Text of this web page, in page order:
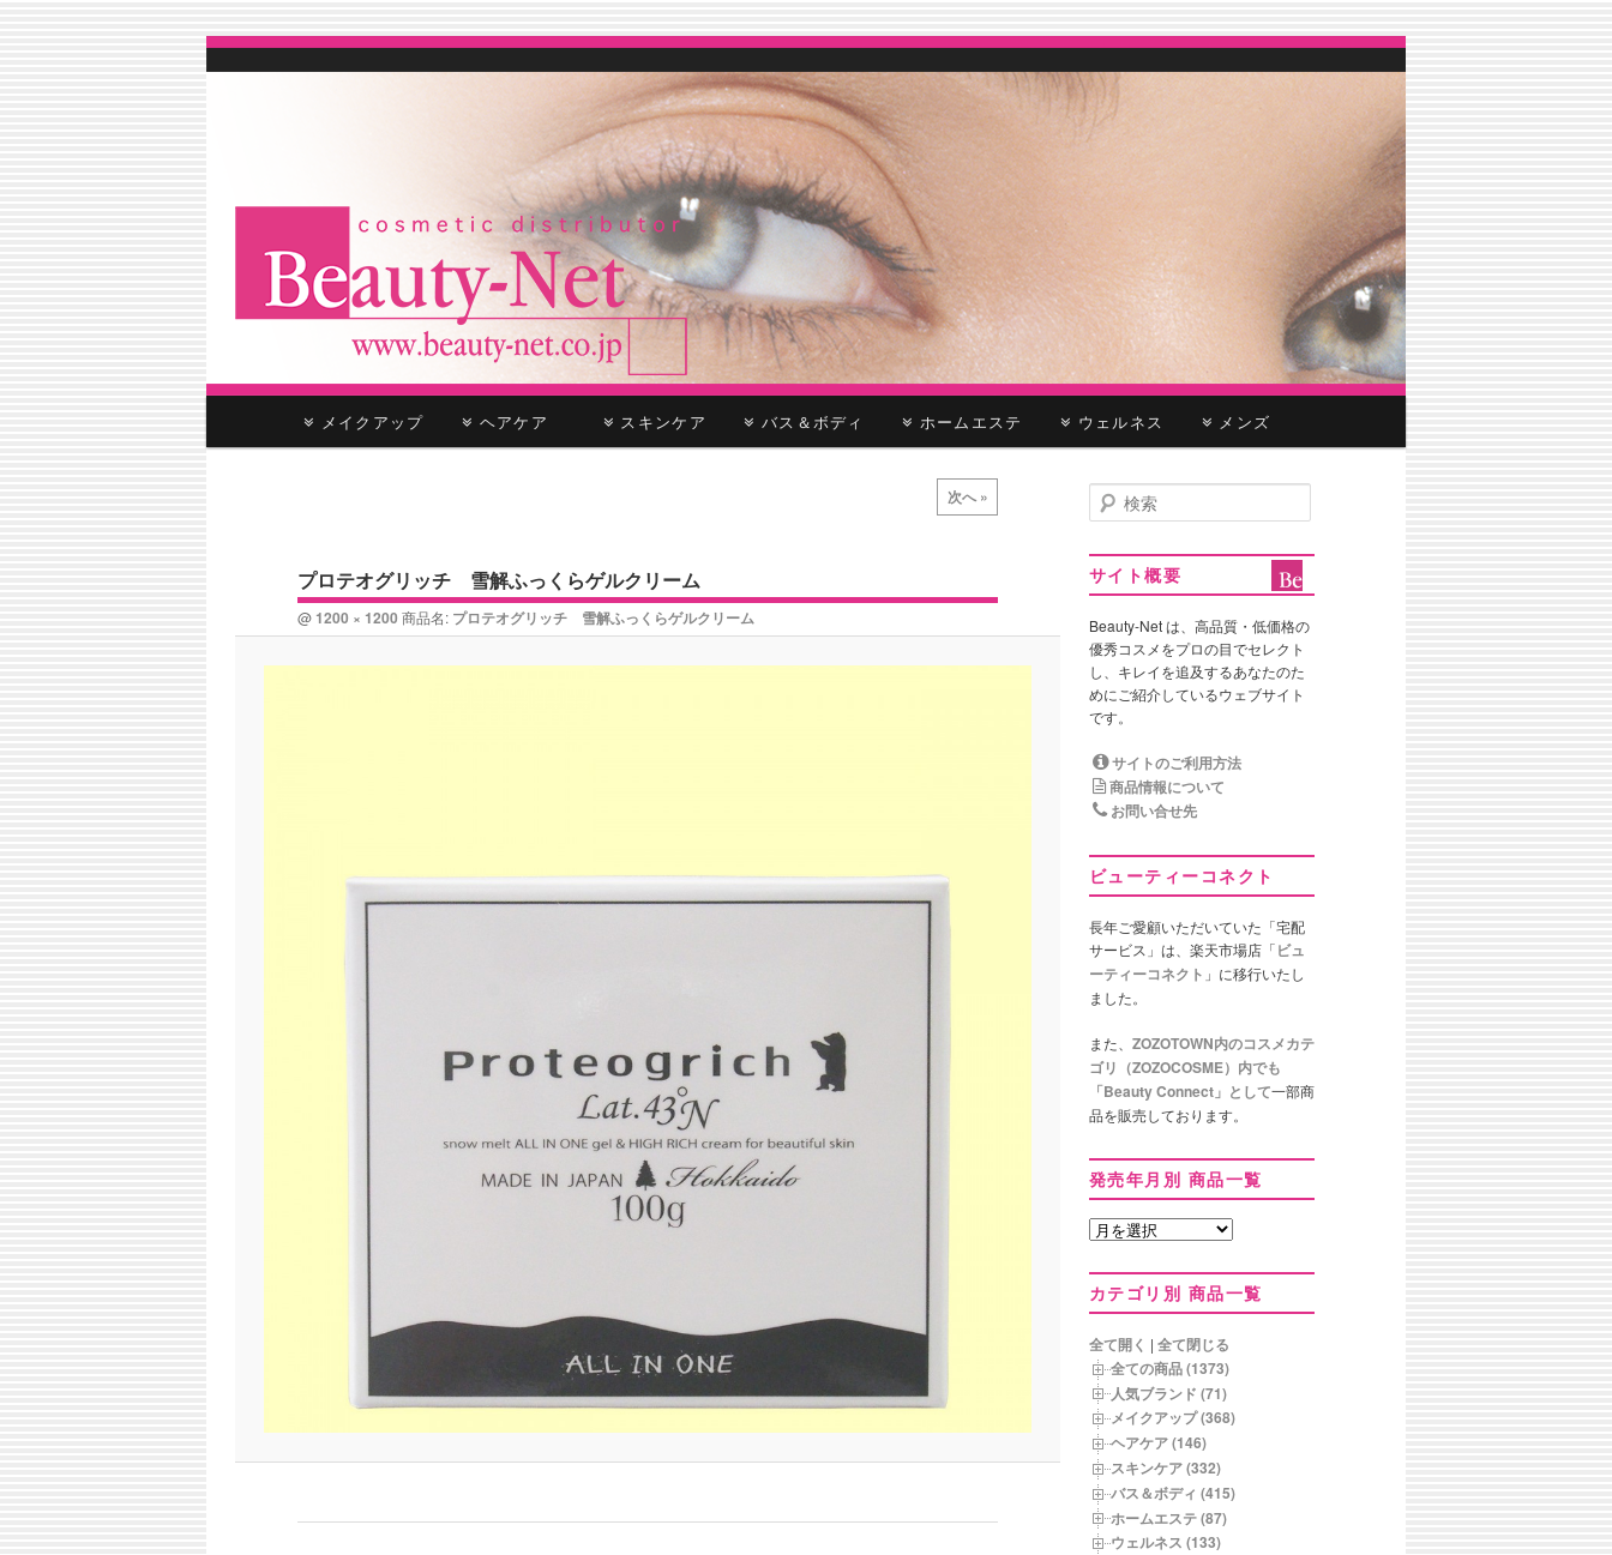
cosmetic distributor
メ
コ
ン
サ
ン
テ
メイクアップ ヘアケア スキンケア バス＆ボディ ホームエステ ウェルネス メンズ
ビ
ゲ
ー
シ
次へ »
プロテオグリッチ 雪解ふっくらゲルクリーム
@ 1200 × 1200 商品名: プロテオグリッチ 雪解ふっくらゲルクリーム
検
索
サイト概要
Beauty-Net は、高品質・低価格の
優秀コスメをプロの目でセレクト
し、キレイを追及するあなたのた
めにご紹介しているウェブサイト
です。
サイトのご利用方法
商品情報について
お問い合せ先
ビューティーコネクト
長年ご愛顧いただいていた「宅配
サービス」は、楽天市場店「ビュ
ーティーコネクト 」に移行いたし
ました。
また、 ZOZOTOWN内のコスメカテ
ゴリ（ZOZOCOSME）内でも
「Beauty Connect」として一部商
品を販売しております。
発売年月別 商品一覧
発
年
月
別
商
品
一
覧
カテゴリ別 商品一覧
全て開く | 全て閉じる
全ての商品 (1373)
人気ブランド (71)
メイクアップ (368)
ヘアケア (146)
スキンケア (332)
バス＆ボディ (415)
ホームエステ (87)
ウェルネス (133)